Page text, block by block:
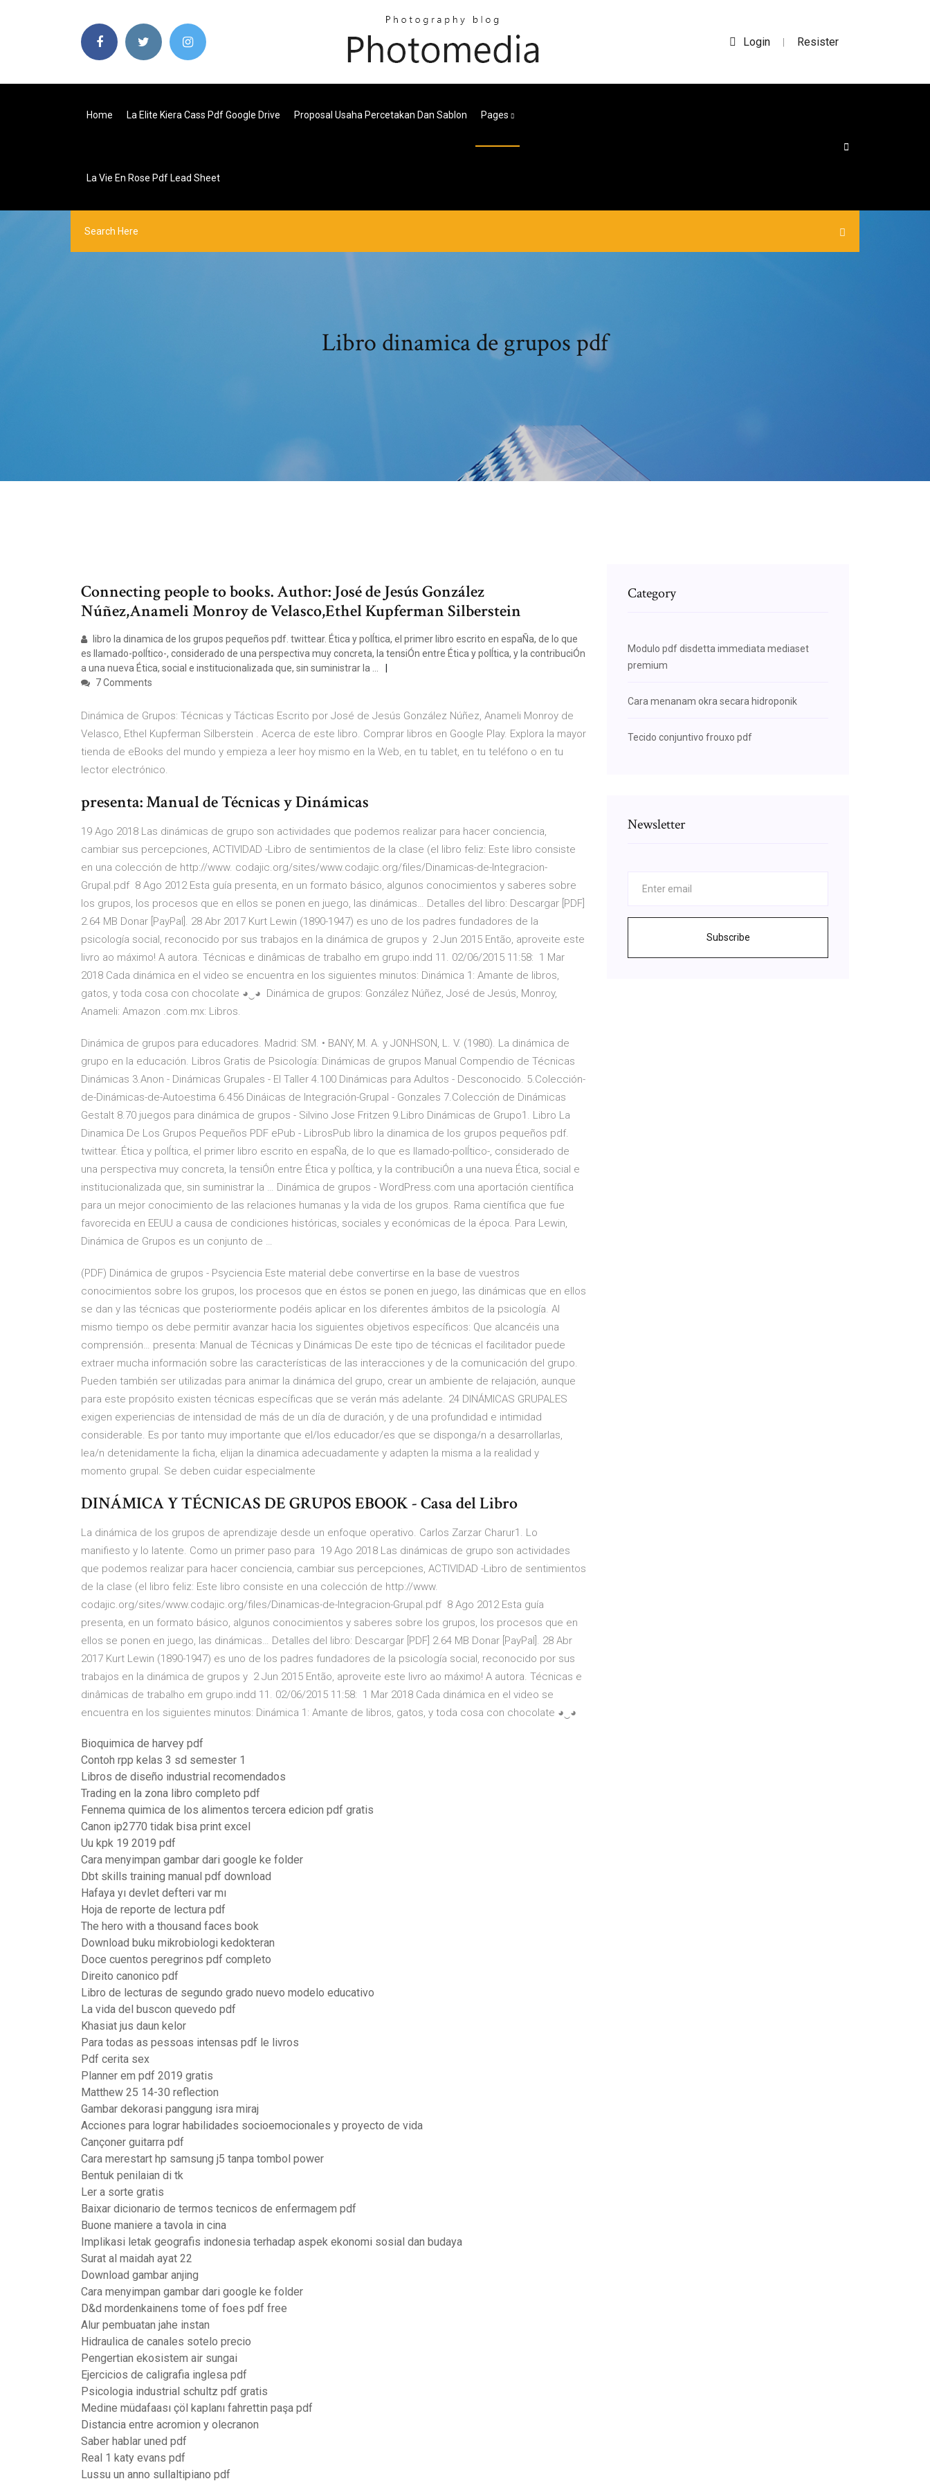
Login | Resister
Home La Elite Kiera Cass Pdf Google Drive Proposal Usaha Percetakan Dan Sablon Pages
La Vie En Rose Pdf Lead Sheet
Libro dinamica de grupos pdf
Connecting people to books. Author: José de Jesús González
Núñez,Anameli Monroy de Velasco,Ethel Kupferman Silberstein
libro la dinamica de los grupos pequeños pdf. twittear. Ética y polÍtica, el primer libro escrito en espaÑa, de lo que
es llamado-polÍtico-, considerado de una perspectiva muy concreta, la tensiÓn entre Ética y polÍtica, y la contribuciÓn
a una nueva Ética, social e institucionalizada que, sin suministrar la …
7 Comments
Dinámica de Grupos: Técnicas y Tácticas Escrito por José de Jesús González Núñez, Anameli Monroy de
Velasco, Ethel Kupferman Silberstein . Acerca de este libro. Comprar libros en Google Play. Explora la mayor
tienda de eBooks del mundo y empieza a leer hoy mismo en la Web, en tu tablet, en tu teléfono o en tu
lector electrónico.
presenta: Manual de Técnicas y Dinámicas
19 Ago 2018 Las dinámicas de grupo son actividades que podemos realizar para hacer conciencia,
cambiar sus percepciones, ACTIVIDAD -Libro de sentimientos de la clase (el libro feliz: Este libro consiste
en una colección de http://www. codajic.org/sites/www.codajic.org/files/Dinamicas-de-Integracion-
Grupal.pdf 8 Ago 2012 Esta guía presenta, en un formato básico, algunos conocimientos y saberes sobre
los grupos, los procesos que en ellos se ponen en juego, las dinámicas… Detalles del libro: Descargar [PDF]
2.64 MB Donar [PayPal]. 28 Abr 2017 Kurt Lewin (1890-1947) es uno de los padres fundadores de la
psicología social, reconocido por sus trabajos en la dinámica de grupos y 2 Jun 2015 Então, aproveite este
livro ao máximo! A autora. Técnicas e dinâmicas de trabalho em grupo.indd 11. 02/06/2015 11:58: 1 Mar
2018 Cada dinámica en el video se encuentra en los siguientes minutos: Dinámica 1: Amante de libros,
gatos, y toda cosa con chocolate ◕‿◕ Dinámica de grupos: González Núñez, José de Jesús, Monroy,
Anameli: Amazon .com.mx: Libros.
Dinámica de grupos para educadores. Madrid: SM. • BANY, M. A. y JONHSON, L. V. (1980). La dinámica de
grupo en la educación. Libros Gratis de Psicología: Dinámicas de grupos Manual Compendio de Técnicas
Dinámicas 3.Anon - Dinámicas Grupales - El Taller 4.100 Dinámicas para Adultos - Desconocido. 5.Colección-
de-Dinámicas-de-Autoestima 6.456 Dináicas de Integración-Grupal - Gonzales 7.Colección de Dinámicas
Gestalt 8.70 juegos para dinámica de grupos - Silvino Jose Fritzen 9.Libro Dinámicas de Grupo1. Libro La
Dinamica De Los Grupos Pequeños PDF ePub - LibrosPub libro la dinamica de los grupos pequeños pdf.
twittear. Ética y polÍtica, el primer libro escrito en espaÑa, de lo que es llamado-polÍtico-, considerado de
una perspectiva muy concreta, la tensiÓn entre Ética y polÍtica, y la contribuciÓn a una nueva Ética, social e
institucionalizada que, sin suministrar la … Dinámica de grupos - WordPress.com una aportación científica
para un mejor conocimiento de las relaciones humanas y la vida de los grupos. Rama científica que fue
favorecida en EEUU a causa de condiciones históricas, sociales y económicas de la época. Para Lewin,
Dinámica de Grupos es un conjunto de …
(PDF) Dinámica de grupos - Psyciencia Este material debe convertirse en la base de vuestros
conocimientos sobre los grupos, los procesos que en éstos se ponen en juego, las dinámicas que en ellos
se dan y las técnicas que posteriormente podéis aplicar en los diferentes ámbitos de la psicología. Al
mismo tiempo os debe permitir avanzar hacia los siguientes objetivos específicos: Que alcancéis una
comprensión… presenta: Manual de Técnicas y Dinámicas De este tipo de técnicas el facilitador puede
extraer mucha información sobre las características de las interacciones y de la comunicación del grupo.
Pueden también ser utilizadas para animar la dinámica del grupo, crear un ambiente de relajación, aunque
para este propósito existen técnicas específicas que se verán más adelante. 24 DINÁMICAS GRUPALES
exigen experiencias de intensidad de más de un día de duración, y de una profundidad e intimidad
considerable. Es por tanto muy importante que el/los educador/es que se disponga/n a desarrollarlas,
lea/n detenidamente la ficha, elijan la dinamica adecuadamente y adapten la misma a la realidad y
momento grupal. Se deben cuidar especialmente
DINÁMICA Y TÉCNICAS DE GRUPOS EBOOK - Casa del Libro
La dinámica de los grupos de aprendizaje desde un enfoque operativo. Carlos Zarzar Charur1. Lo
manifiesto y lo latente. Como un primer paso para 19 Ago 2018 Las dinámicas de grupo son actividades
que podemos realizar para hacer conciencia, cambiar sus percepciones, ACTIVIDAD -Libro de sentimientos
de la clase (el libro feliz: Este libro consiste en una colección de http://www.
codajic.org/sites/www.codajic.org/files/Dinamicas-de-Integracion-Grupal.pdf 8 Ago 2012 Esta guía
presenta, en un formato básico, algunos conocimientos y saberes sobre los grupos, los procesos que en
ellos se ponen en juego, las dinámicas… Detalles del libro: Descargar [PDF] 2.64 MB Donar [PayPal]. 28 Abr
2017 Kurt Lewin (1890-1947) es uno de los padres fundadores de la psicología social, reconocido por sus
trabajos en la dinámica de grupos y 2 Jun 2015 Então, aproveite este livro ao máximo! A autora. Técnicas e
dinâmicas de trabalho em grupo.indd 11. 02/06/2015 11:58: 1 Mar 2018 Cada dinámica en el video se
encuentra en los siguientes minutos: Dinámica 1: Amante de libros, gatos, y toda cosa con chocolate ◕‿◕
Bioquimica de harvey pdf
Contoh rpp kelas 3 sd semester 1
Libros de diseño industrial recomendados
Trading en la zona libro completo pdf
Fennema quimica de los alimentos tercera edicion pdf gratis
Canon ip2770 tidak bisa print excel
Uu kpk 19 2019 pdf
Cara menyimpan gambar dari google ke folder
Dbt skills training manual pdf download
Hafaya yı devlet defteri var mı
Hoja de reporte de lectura pdf
The hero with a thousand faces book
Download buku mikrobiologi kedokteran
Doce cuentos peregrinos pdf completo
Direito canonico pdf
Libro de lecturas de segundo grado nuevo modelo educativo
La vida del buscon quevedo pdf
Khasiat jus daun kelor
Para todas as pessoas intensas pdf le livros
Pdf cerita sex
Planner em pdf 2019 gratis
Matthew 25 14-30 reflection
Gambar dekorasi panggung isra miraj
Acciones para lograr habilidades socioemocionales y proyecto de vida
Cançoner guitarra pdf
Cara merestart hp samsung j5 tanpa tombol power
Bentuk penilaian di tk
Ler a sorte gratis
Baixar dicionario de termos tecnicos de enfermagem pdf
Buone maniere a tavola in cina
Implikasi letak geografis indonesia terhadap aspek ekonomi sosial dan budaya
Surat al maidah ayat 22
Download gambar anjing
Cara menyimpan gambar dari google ke folder
D&d mordenkainens tome of foes pdf free
Alur pembuatan jahe instan
Hidraulica de canales sotelo precio
Pengertian ekosistem air sungai
Ejercicios de caligrafia inglesa pdf
Psicologia industrial schultz pdf gratis
Medine müdafaası çöl kaplanı fahrettin paşa pdf
Distancia entre acromion y olecranon
Saber hablar uned pdf
Real 1 katy evans pdf
Lussu un anno sullaltipiano pdf
Category
Modulo pdf disdetta immediata mediaset
premium
Cara menanam okra secara hidroponik
Tecido conjuntivo frouxo pdf
Newsletter
Subscribe